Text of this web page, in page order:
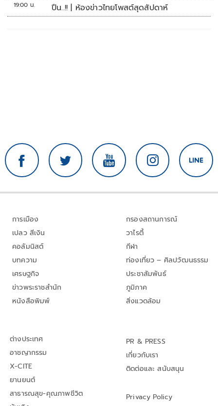
19:00 น. ปืน..!! | ห้องข่าวไทยโพสต์สุดสัปดาห์
การเมือง
เปลว สีเงิน
คอลัมนิสต์
บทความ
เศรษฐกิจ
ข่าวพระราชสำนัก
หนังสือพิมพ์
กรองสถานการณ์
วาไรตี้
กีฬา
ท่องเที่ยว – ศิลปวัฒนธรรม
ประชาสัมพันธ์
ภูมิภาค
สิ่งแวดล้อม
ต่างประเทศ
อาชญากรรม
X-CITE
ยานยนต์
สาธารณสุข-คุณภาพชีวิต
PR & PRESS
เกี่ยวกับเรา
ติดต่อและ สนับสนุน
Privacy Policy